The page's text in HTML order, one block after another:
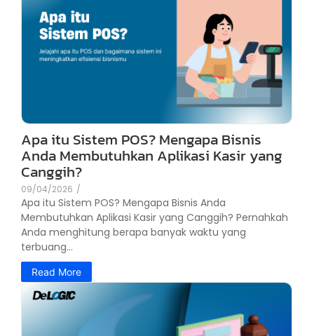
Apa itu Sistem POS? Mengapa Bisnis
Anda Membutuhkan Aplikasi Kasir yang
Canggih?
09/04/2026 /
Apa itu Sistem POS? Mengapa Bisnis Anda
Membutuhkan Aplikasi Kasir yang Canggih? Pernahkah
Anda menghitung berapa banyak waktu yang
terbuang...
Read More